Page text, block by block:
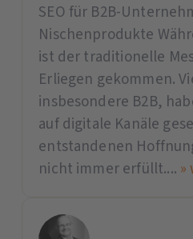
SEO für B2B-
Nischenprodukte
ist der traditionelle
Erliegen gekommen.
insbesondere B2B,
auf digitale Kanäle
entstandenen
nicht immer erfüllt.... »